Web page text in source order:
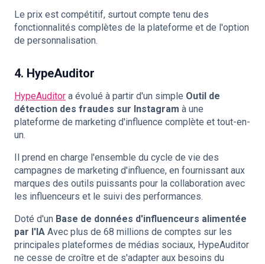
Le prix est compétitif, surtout compte tenu des
fonctionnalités complètes de la plateforme et de l'option
de personnalisation.
4. HypeAuditor
HypeAuditor a évolué à partir d'un simple Outil de
détection des fraudes sur Instagram à une
plateforme de marketing d'influence complète et tout-en-
un.
Il prend en charge l'ensemble du cycle de vie des
campagnes de marketing d'influence, en fournissant aux
marques des outils puissants pour la collaboration avec
les influenceurs et le suivi des performances.
Doté d'un Base de données d'influenceurs alimentée
par l'IA Avec plus de 68 millions de comptes sur les
principales plateformes de médias sociaux, HypeAuditor
ne cesse de croître et de s'adapter aux besoins du